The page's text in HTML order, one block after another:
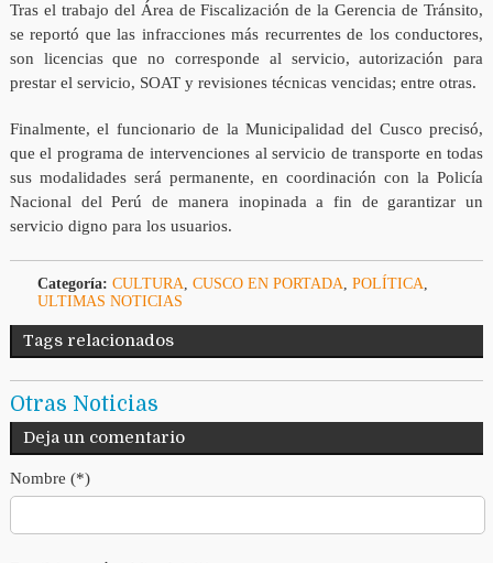
Tras el trabajo del Área de Fiscalización de la Gerencia de Tránsito,
se reportó que las infracciones más recurrentes de los conductores,
son licencias que no corresponde al servicio, autorización para
prestar el servicio, SOAT y revisiones técnicas vencidas; entre otras.
Finalmente, el funcionario de la Municipalidad del Cusco precisó,
que el programa de intervenciones al servicio de transporte en todas
sus modalidades será permanente, en coordinación con la Policía
Nacional del Perú de manera inopinada a fin de garantizar un
servicio digno para los usuarios.
Categoría: CULTURA, CUSCO EN PORTADA, POLÍTICA,
ULTIMAS NOTICIAS
Tags relacionados
Otras Noticias
Deja un comentario
Nombre (*)